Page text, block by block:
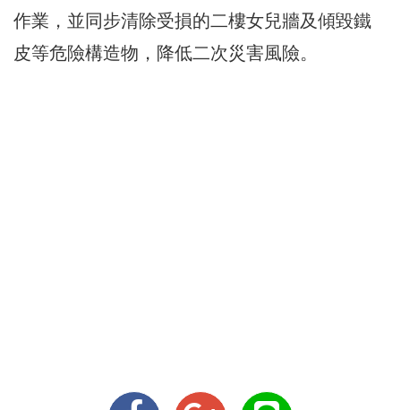
作業，並同步清除受損的二樓女兒牆及傾毀鐵
皮等危險構造物，降低二次災害風險。